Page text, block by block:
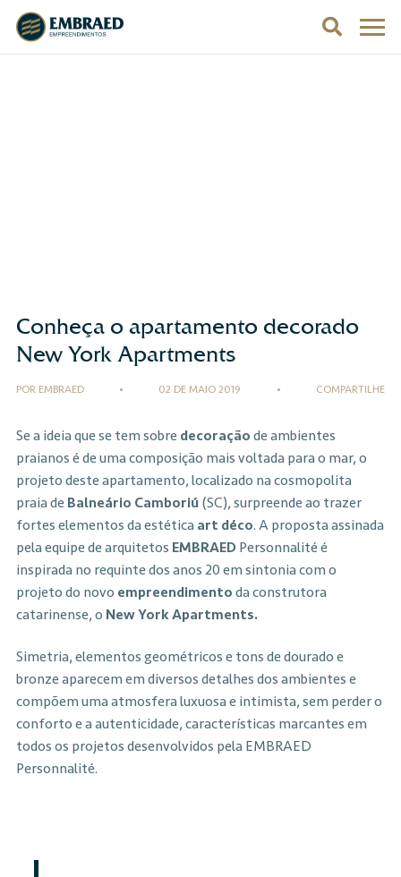
Conheça o apartamento decorado
New York Apartments
POR EMBRAED • 02 DE MAIO 2019 • COMPARTILHE
Se a ideia que se tem sobre decoração de ambientes
praianos é de uma composição mais voltada para o mar, o
projeto deste apartamento, localizado na cosmopolita
praia de Balneário Camboriú(SC), surpreende ao trazer
fortes elementos da estética art déco. A proposta assinada
pela equipe de arquitetos EMBRAEDPersonnalité é
inspirada no requinte dos anos 20 em sintonia com o
projeto do novo empreendimento da construtora
catarinense, o New York Apartments.
Simetria, elementos geométricos e tons de dourado e
bronze aparecem em diversos detalhes dos ambientes e
compõem uma atmosfera luxuosa e intimista, sem perder o
conforto e a autenticidade, características marcantes em
todos os projetos desenvolvidos pela EMBRAED
Personnalité.